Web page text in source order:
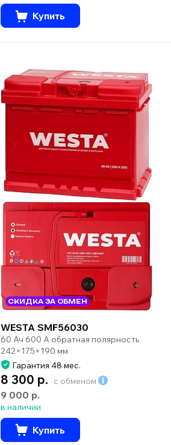
Купить
СКИДКА ЗА ОБМЕН
WESTA SMF56030
60 Ач 600 А обратная полярность
242×175×190 мм
Гарантия 48 мес.
8 300 р. с обменом
9 000 р.
в наличии
Купить